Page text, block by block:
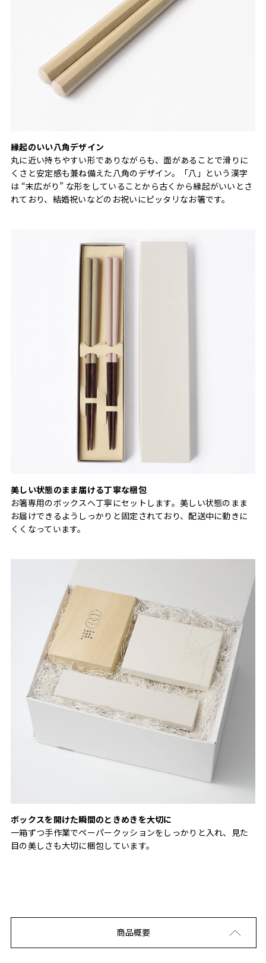
縁起のいい八角デザイン
丸に近い持ちやすい形でありながらも、面があることで滑りに
くさと安定感も兼ね備えた八角のデザイン。「八」という漢字
は “末広がり” な形をしていることから古くから縁起がいいとさ
れており、結婚祝いなどのお祝いにピッタリなお箸です。
美しい状態のまま届ける丁寧な梱包
お箸専用のボックスへ丁寧にセットします。美しい状態のまま
お届けできるようしっかりと固定されており、配送中に動きに
くくなっています。
ボックスを開けた瞬間のときめきを大切に
一箱ずつ手作業でペーパークッションをしっかりと入れ、見た
目の美しさも大切に梱包しています。
商品概要